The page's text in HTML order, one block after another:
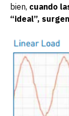
bien, cuando
“ideal”,